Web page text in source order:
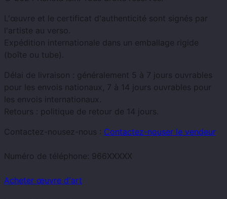
L'œuvre et le certificat d'authenticité sont signés par
l'artiste au verso.
Expédition internationale dans un emballage rigide
(boîte ou tube).
Délai de livraison : généralement 5 à 7 jours ouvrables
pour les envois nationaux, 7 à 14 jours ouvrables pour
les envois internationaux.
Retours : politique de retour de 14 jours.
Contactez-nousez-nous : Contactez-nouser le vendeur
Numéro de téléphone: 966XXXXX
Acheter œuvre d'art